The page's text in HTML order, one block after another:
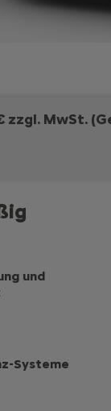
zzgl. MwSt.
und
Systeme